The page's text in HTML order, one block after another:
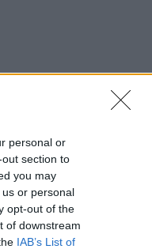
personal or
section to
you may
or personal
opt-out of the
of downstream
IAB’s List of